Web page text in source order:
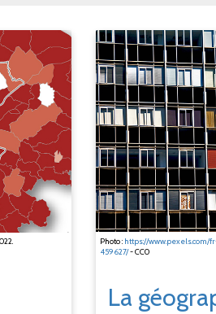
Photo : https://
459627/- CC0
La